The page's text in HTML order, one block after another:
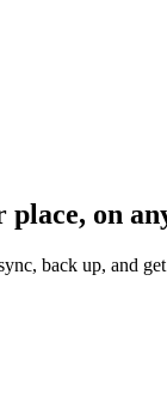
place, on
back up, and